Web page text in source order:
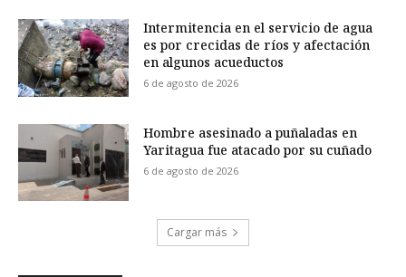
Intermitencia en el servicio de agua
es por crecidas de ríos y afectación
en algunos acueductos
6 de agosto de 2026
Hombre asesinado a puñaladas en
Yaritagua fue atacado por su cuñado
6 de agosto de 2026
Cargar más